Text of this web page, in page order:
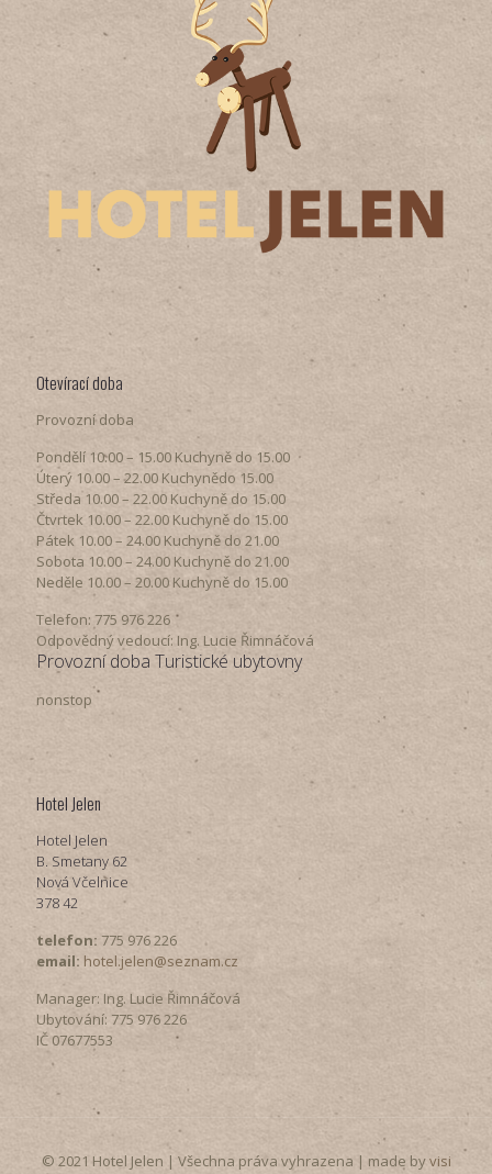
Otevírací doba
Provozní doba
Pondělí​ 10.00 – 15.00​​ Kuchyně do 15.00
Úterý ​10.00 – 22.00​​ Kuchynědo 15.00
Středa ​10.00 – 22.00 ​​Kuchyně do 15.00
Čtvrtek​ 10.00 – 22.00 ​​Kuchyně do 15.00
Pátek​ 10.00 – 24.00​​ Kuchyně do 21.00
Sobota ​10.00 – 24.00​​ Kuchyně do 21.00
Neděle ​10.00 – 20.00​​ Kuchyně do 15.00
Telefon: 775 976 226
Odpovědný vedoucí: Ing. Lucie Řimnáčová
Provozní doba Turistické ubytovny
nonstop
Hotel Jelen
Hotel Jelen
B. Smetany 62
Nová Včelnice
378 42
telefon: 775 976 226
email: hotel.jelen@seznam.cz
Manager: Ing. Lucie Řimnáčová
Ubytování: 775 976 226
IČ 07677553
© 2021 Hotel Jelen | Všechna práva vyhrazena | made byvisi